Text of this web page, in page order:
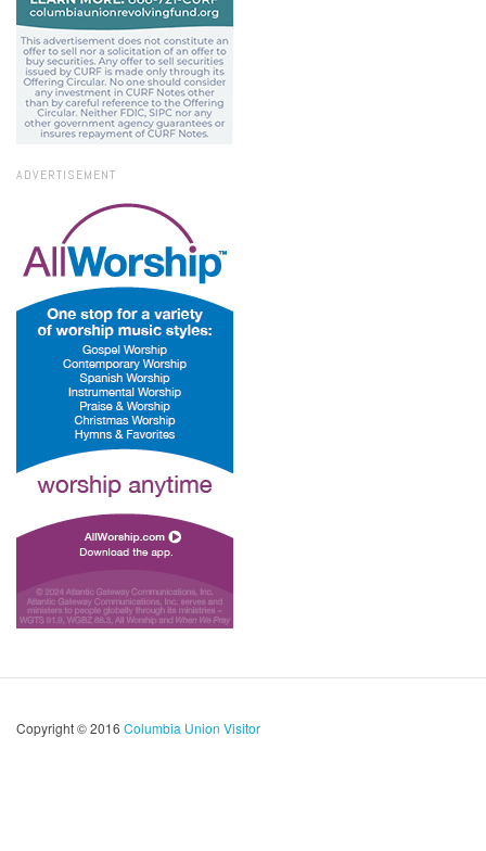
ADVERTISEMENT
Copyright © 2016 Columbia Union Visitor